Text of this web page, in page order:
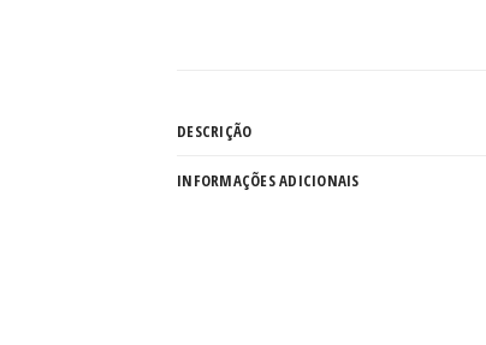
DESCRIÇÃO
INFORMAÇÕES ADICIONAIS